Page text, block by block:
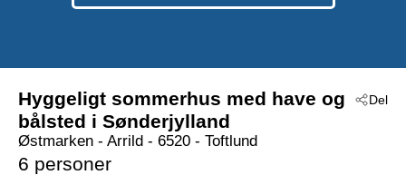
Del
Hyggeligt sommerhus med have og
bålsted i Sønderjylland
Østmarken - Arrild - 6520 - Toftlund
6 personer